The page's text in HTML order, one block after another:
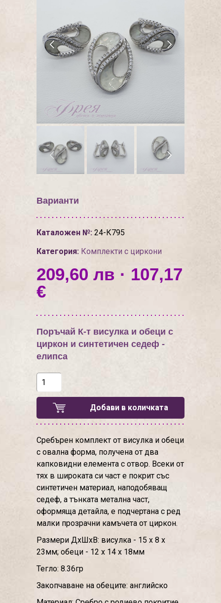
Варианти
Каталожен №: 24-К795
Категория: Комплекти с циркони
209,60 лв · 107,17
€
Поръчай К-т висулка и обеци с
циркон и синтетичен седеф -
елипса
Добави в количката
Сребърен комплект от висулка и обеци
с овална форма, получена от два
капковидни елемента с отвор. Всеки от
тях в широката си част е покрит със
синтетичен материал, наподобяващ
седеф, а тънката метална част,
оформяща детайла, е подчертана с ред
малки прозрачни камъчета от циркон.
Размери ДхШхВ: висулка - 15 х 8 х
23мм; обеци - 12 х 14 х 18мм
Тегло: 8.36гр
Закопчаване на обеците: английско